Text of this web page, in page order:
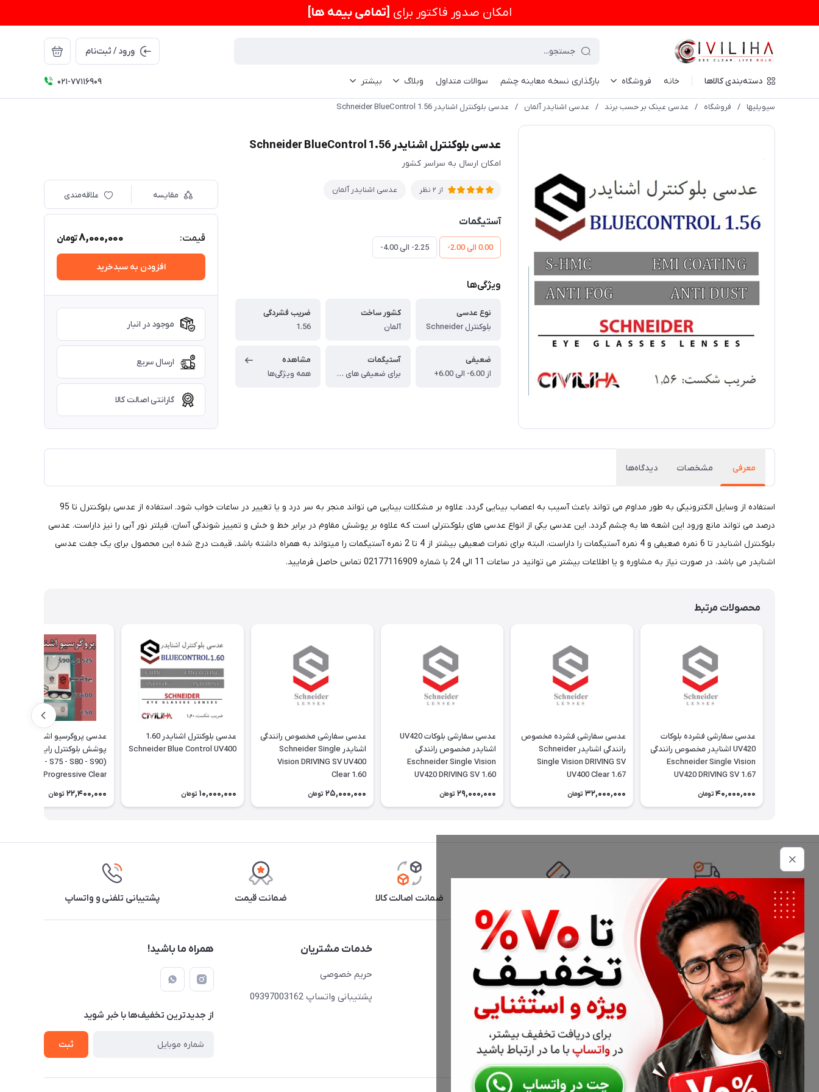
امكان صدور فاکتور برای [تمامی بیمه ها]
ورود / ثبت‌نام
دسته‌بندی کالاها خانه فروشگاه بارگذاری نسخه معاینه چشم سوالات متداول وبلاگ بیشتر 021-77116909
سیویلیها / فروشگاه / عدسی عینک بر حسب برند / عدسی اشنایدر آلمان / عدسی بلوکنترل اشنایدر 1.56 Schneider BlueControl
عدسی بلوکنترل اشنایدر 1.56 Schneider BlueControl
امکان ارسال به سراسر کشور
از 2 نظر عدسی اشنایدر آلمان
آستیگمات
0.00 الی 2.00- 2.25- الی 4.00-
ویژگی‌ها
نوع عدسی
بلوکنترل Schneider
کشور ساخت
آلمان
ضریب فشردگی
1.56
ضعیفی
از 6.00- الی 6.00+
آستیگمات
برای ضعیفی های بین 4.00- الی 4.00+ تا 4 نمره آستیگمات و ضعیفی های بیشتر از 4 نمره تنها 2 نمره آستیگمات را داراست.
مشاهده
همه ویژگی‌ها
مقایسه علاقه‌مندی
قیمت: 8,000,000تومان
افزودن به سبدخرید
موجود در انبار
ارسال سریع
گارانتی اصالت کالا
معرفی مشخصات دیدگاه‌ها
استفاده از وسایل الکترونیکی به طور مداوم می تواند باعث آسیب به اعصاب بینایی گردد، علاوه بر مشکلات بینایی می تواند منجر به سر درد و یا تغییر در ساعات خواب شود. استفاده از عدسی بلوکنترل تا 95
درصد می تواند مانع ورود این اشعه ها به چشم گردد. این عدسی یکی از انواع عدسی های بلوکنترلی است که علاوه بر پوشش مقاوم در برابر خط و خش و تمییز شوندگی آسان، فیلتر نور آبی را نیز داراست. عدسی
بلوکنترل اشنایدر تا 6 نمره ضعیفی و 4 نمره آستیگمات را داراست، البته برای نمرات ضعیفی بیشتر از 4 تا 2 نمره آستیگمات را میتواند به همراه داشته باشد. قیمت درج شده این محصول برای یک جفت عدسی
اشنایدر می باشد، در صورت نیاز به مشاوره و یا اطلاعات بیشتر می توانید در ساعات 11 الی 24 با شماره 02177116909 تماس حاصل فرمایید.
محصولات مرتبط
عدسی سفارشی فشرده بلوکات
UV420 اشنایدر مخصوص رانندگی
Eschneider Single Vision
UV420 DRIVING SV 1.67
40,000,000 تومان
عدسی سفارشی فشرده مخصوص
رانندگی اشنایدر Schneider
Single Vision DRIVING SV
UV400 Clear 1.67
32,000,000 تومان
عدسی سفارشی بلوکات UV420
اشنایدر مخصوص رانندگی
Eschneider Single Vision
UV420 DRIVING SV 1.60
29,000,000 تومان
عدسی سفارشی مخصوص رانندگی
اشنایدر Schneider Single
Vision DRIVING SV UV400
Clear 1.60
25,000,000 تومان
عدسی بلوکنترل اشنایدر 1.60
Schneider Blue Control UV400
10,000,000 تومان
عدسی پروگرسیو اشنایدر با
S65 - S75 - S80 - S90)
Schneider Progressive Clear
22,400,000 تومان
تحویل اکسپرس ضمانت اصالت کالا ضمانت قیمت پشتیبانی تلفنی و واتساپ
اطلاعات تماس
02177116909
info@civiliha.com
ارسال فوری در تهران + ارسال به سراسر کشور
دسترسی سریع
حساب کاربری
مجله فروشگاه
لیست محصولات
درباره ما
خدمات مشتریان
حریم خصوصی
پشتیبانی واتساپ 09397003162
همراه ما باشید!
از جدید‌ترین تخفیف‌ها با‌ خبر شوید
ثبت